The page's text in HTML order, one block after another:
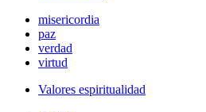
misericordia
paz
verdad
virtud
Valores espiritualidad